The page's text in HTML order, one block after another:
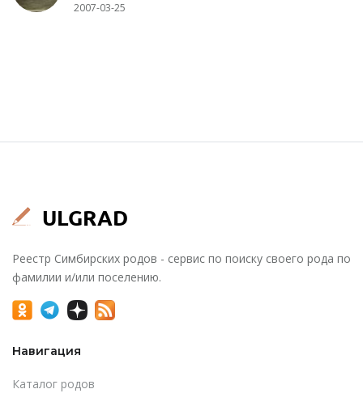
2007-03-25
Реестр Симбирских родов - сервис по поиску своего рода по
фамилии и/или поселению.
Навигация
Каталог родов